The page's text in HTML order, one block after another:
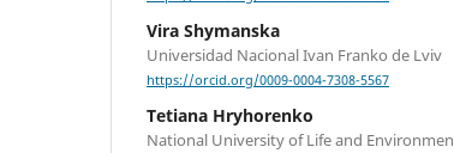
Vira Shymanska
Universidad Nacional Ivan Franko de Lviv
https://orcid.org/0009-0004-7308-5567
Tetiana Hryhorenko
National University of Life and